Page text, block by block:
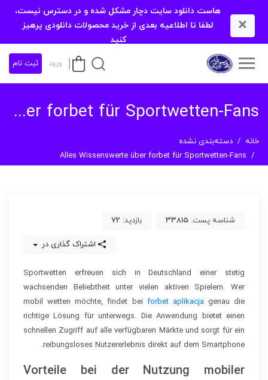
×
هاست دانلود سایت دچار مشکل شده و در دسترس نیست،
لطفا تا اطلاعیه بعدی از خرید محصولات دانلودی پرهیز
کنید
ورود ثبت نام
Alles Wissenswerte über forbet für Sportwetten-Fans
خانه
دسته‌بندی نشده
Alles Wissenswerte über forbet für Sportwetten-Fans
شناسه پست: 33815 بازدید: 72
اشتراک گذاری در
Sportwetten erfreuen sich in Deutschland einer stetig
wachsenden Beliebtheit unter vielen aktiven Spielern. Wer
mobil wetten möchte, findet bei forbet aplikacjagenau die
richtige Lösung für unterwegs. Die Anwendung bietet einen
schnellen Zugriff auf alle verfügbaren Märkte und sorgt für ein
reibungsloses Nutzererlebnis direkt auf dem Smartphone.
Vorteile bei der Nutzung mobiler